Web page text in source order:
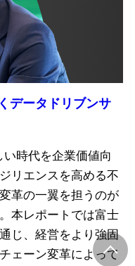
データドリブンサ
い時代を企業価値向
リエンスを高める不
革の一翼を担うのが
本レポートでは富士
じ、経営をより強固
ェーン変革によって